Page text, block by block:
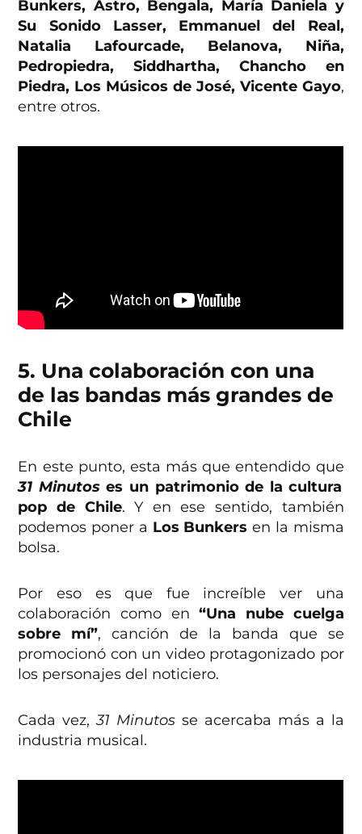
Bunkers, Astro, Bengala, María Daniela y
Su Sonido Lasser, Emmanuel del Real,
Natalia Lafourcade, Belanova, Niña,
Pedropiedra, Siddhartha, Chancho en
Piedra, Los Músicos de José, Vicente Gayo,
entre otros.
5. Una colaboración con una
de las bandas más grandes de
Chile
En este punto, esta más que entendido que
31 Minutoses un patrimonio de la cultura
pop de Chile. Y en ese sentido, también
podemos poner a Los Bunkersen la misma
bolsa.
Por eso es que fue increíble ver una
colaboración como en“Una nube cuelga
sobre mí”, canción de la banda que se
promocionó con un video protagonizado por
los personajes del noticiero.
Cada vez,31 Minutos se acercaba más a la
industria musical.